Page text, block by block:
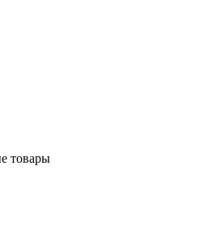
товары